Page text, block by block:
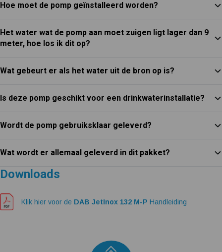
Hoe moet de pomp geïnstalleerd worden?
Het water wat de pomp aan moet zuigen ligt lager dan 9
meter, hoe los ik dit op?
Wat gebeurt er als het water uit de bron op is?
Is deze pomp geschikt voor een drinkwaterinstallatie?
Wordt de pomp gebruiksklaar geleverd?
Wat wordt er allemaal geleverd in dit pakket?
Downloads
Klik hier voor de DAB JetInox 132 M-P Handleiding